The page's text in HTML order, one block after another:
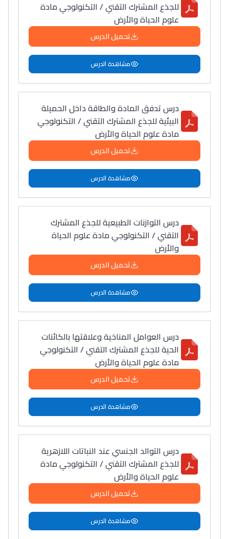
للجذع المشترك التقني / التكنولوجي مادة
علوم الحياة والأرض
تحميل الدرس
مشاهدة الدرس
درس تدفق المادة والطاقة داخل الحميلة
البيئية للجذع المشترك التقني / التكنولوجي
مادة علوم الحياة والأرض
تحميل الدرس
مشاهدة الدرس
درس التوازنات الطبيعية للجذع المشترك
التقني / التكنولوجي مادة علوم الحياة
والأرض
تحميل الدرس
مشاهدة الدرس
درس العوامل المناخية وعلاقتها بالكائنات
الحية للجذع المشترك التقني / التكنولوجي
مادة علوم الحياة والأرض
تحميل الدرس
مشاهدة الدرس
درس التوالد الجنسي عند النباتات اللازهرية
للجذع المشترك التقني / التكنولوجي مادة
علوم الحياة والأرض
تحميل الدرس
مشاهدة الدرس